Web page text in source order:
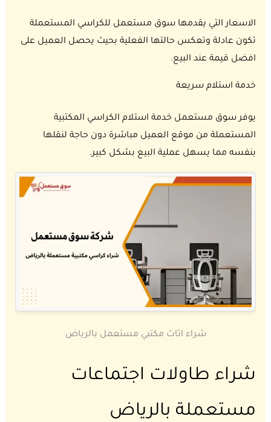
الاسعار التي يقدمها سوق مستعمل للكراسي المستعملة
تكون عادلة وتعكس حالتها الفعلية بحيث يحصل العميل على
افضل قيمة عند البيع.
خدمة استلام سريعة
يوفر سوق مستعمل خدمة استلام الكراسي المكتبية
المستعملة من موقع العميل مباشرة دون حاجة لنقلها
بنفسه مما يسهل عملية البيع بشكل كبير.
شراء اثاث مكتبي مستعمل بالرياض
شراء طاولات اجتماعات
مستعملة بالرياض